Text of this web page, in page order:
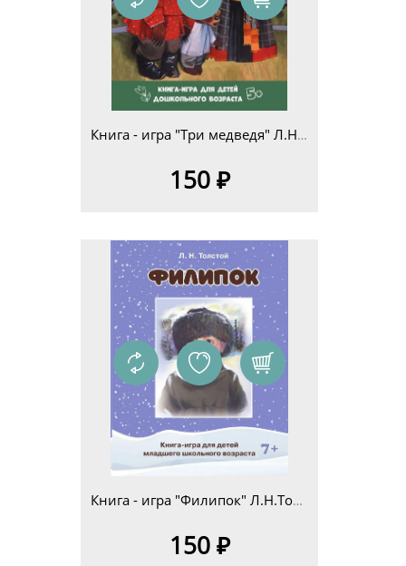
Книга - игра "Три медведя" Л.Н.Толстой для детей дошкольного возраста 5+
150 ₽
Книга - игра "Филипок" Л.Н.Толстой для детей младшего школьного возраста 7+
150 ₽